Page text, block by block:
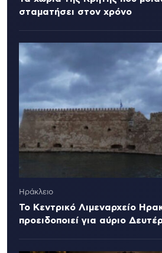
σταματήσει στον χρόνο
Ηράκλειο
Το Κεντρικό Λιμεναρχείο
προειδοποιεί για αύριο